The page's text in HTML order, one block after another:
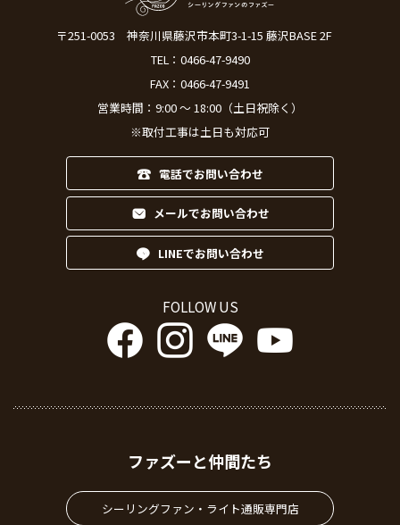
〒251-0053
神奈川県藤沢市本町3-1-15 藤沢BASE 2F
TEL： 0466-47-9490
FAX：0466-47-9491
営業時間：9:00 ～ 18:00（土日祝除く）
※取付工事は土日も対応可
電話でお問い合わせ
メールでお問い合わせ
LINEでお問い合わせ
FOLLOW US
ファズーと仲間たち
シーリングファン・ライト通販専門店